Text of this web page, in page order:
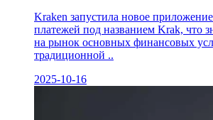
Kraken запустила новое
платежей под названием Krak, что
на рынок основных финансовых
традиционной ..
2025-10-16